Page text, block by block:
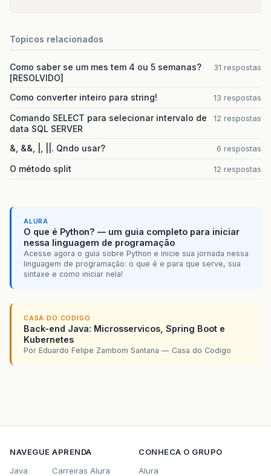
Topicos relacionados
Como saber se um mes tem 4 ou 5 semanas?
[RESOLVIDO]
31 respostas
Como converter inteiro para string! 13 respostas
Comando SELECT para selecionar intervalo de
data SQL SERVER
12 respostas
&, &&, |, ||. Qndo usar? 6 respostas
O método split 12 respostas
ALURA
O que é Python? — um guia completo para iniciar
nessa linguagem de programação
Acesse agora o guia sobre Python e inicie sua jornada nessa
linguagem de programação: o que é e para que serve, sua
sintaxe e como iniciar nela!
CASA DO CODIGO
Back-end Java: Microsservicos, Spring Boot e
Kubernetes
Por Eduardo Felipe Zambom Santana — Casa do Codigo
NAVEGUE
Java
APRENDA
Carreiras Alura
CONHECA O GRUPO
Alura